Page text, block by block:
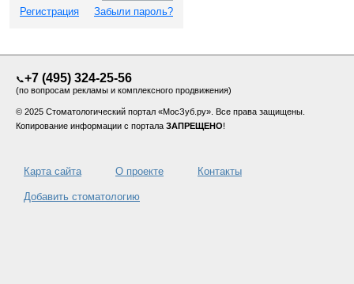
Регистрация
Забыли пароль?
📞+7 (495) 324-25-56
(по вопросам рекламы и комплексного продвижения)
© 2025 Стоматологический портал «МосЗуб.ру». Все права защищены.
Копирование информации с портала ЗАПРЕЩЕНО!
Карта сайта О проекте Контакты
Добавить стоматологию